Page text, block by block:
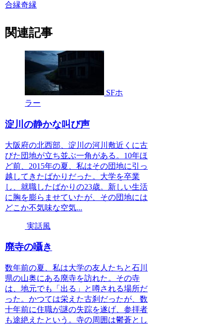
合縁奇縁
関連記事
SFホ
ラー
淀川の静かな叫び声
大阪府の北西部、淀川の河川敷近くに古
びた団地が立ち並ぶ一角がある。10年ほ
ど前、2015年の夏、私はその団地に引っ
越してきたばかりだった。大学を卒業
し、就職したばかりの23歳。新しい生活
に胸を膨らませていたが、その団地には
どこか不気味な空気...
実話風
廃寺の囁き
数年前の夏、私は大学の友人たちと石川
県の山奥にある廃寺を訪れた。その寺
は、地元でも「出る」と噂される場所だ
った。かつては栄えた古刹だったが、数
十年前に住職が謎の失踪を遂げ、参拝者
も途絶えたという。寺の周囲は鬱蒼とし